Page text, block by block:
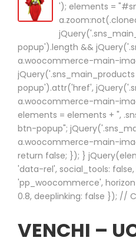
'); elements =
popup').length &&
a.woocommerce-main-
popup').attr('href',
a.woocommerce-main-
elements = elements + ",
btn-popup";
a.woocommerce-main-
return false; }); }
'data-rel', social_tools:
'pp_woocommerce',
0.8, deeplinking: false }); //
VENCHI –